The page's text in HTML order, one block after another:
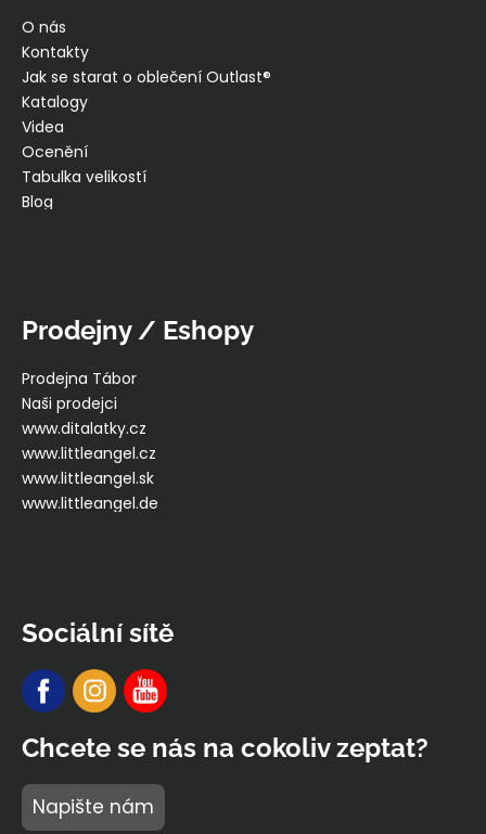
O nás
Kontakty
Jak se starat o oblečení Outlast®
Katalogy
Videa
Ocenění
Tabulka velikostí
Blog
Prodejny / Eshopy
Prodejna Tábor
Naši prodejci
www.ditalatky.cz
www.littleangel.cz
www.littleangel.sk
www.littleangel.de
Sociální sítě
Chcete se nás na cokoliv zeptat?
Napište nám